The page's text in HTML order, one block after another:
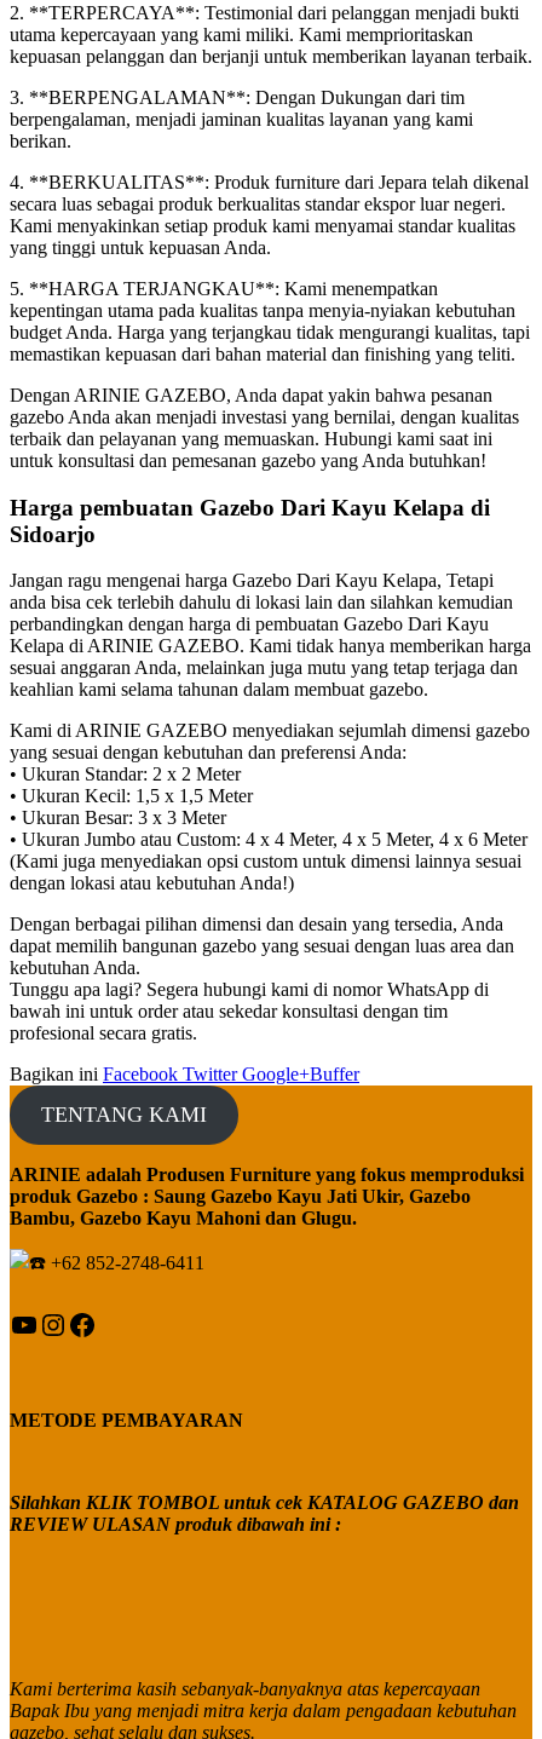
2. **TERPERCAYA**: Testimonial dari pelanggan menjadi bukti
utama kepercayaan yang kami miliki. Kami memprioritaskan
kepuasan pelanggan dan berjanji untuk memberikan layanan terbaik.
3. **BERPENGALAMAN**: Dengan Dukungan dari tim
berpengalaman, menjadi jaminan kualitas layanan yang kami
berikan.
4. **BERKUALITAS**: Produk furniture dari Jepara telah dikenal
secara luas sebagai produk berkualitas standar ekspor luar negeri.
Kami menyakinkan setiap produk kami menyamai standar kualitas
yang tinggi untuk kepuasan Anda.
5. **HARGA TERJANGKAU**: Kami menempatkan
kepentingan utama pada kualitas tanpa menyia-nyiakan kebutuhan
budget Anda. Harga yang terjangkau tidak mengurangi kualitas, tapi
memastikan kepuasan dari bahan material dan finishing yang teliti.
Dengan ARINIE GAZEBO, Anda dapat yakin bahwa pesanan
gazebo Anda akan menjadi investasi yang bernilai, dengan kualitas
terbaik dan pelayanan yang memuaskan. Hubungi kami saat ini
untuk konsultasi dan pemesanan gazebo yang Anda butuhkan!
Harga pembuatan Gazebo Dari Kayu Kelapa di
Sidoarjo
Jangan ragu mengenai harga Gazebo Dari Kayu Kelapa, Tetapi
anda bisa cek terlebih dahulu di lokasi lain dan silahkan kemudian
perbandingkan dengan harga di pembuatan Gazebo Dari Kayu
Kelapa di ARINIE GAZEBO. Kami tidak hanya memberikan harga
sesuai anggaran Anda, melainkan juga mutu yang tetap terjaga dan
keahlian kami selama tahunan dalam membuat gazebo.
Kami di ARINIE GAZEBO menyediakan sejumlah dimensi gazebo
yang sesuai dengan kebutuhan dan preferensi Anda:
• Ukuran Standar: 2 x 2 Meter
• Ukuran Kecil: 1,5 x 1,5 Meter
• Ukuran Besar: 3 x 3 Meter
• Ukuran Jumbo atau Custom: 4 x 4 Meter, 4 x 5 Meter, 4 x 6 Meter
(Kami juga menyediakan opsi custom untuk dimensi lainnya sesuai
dengan lokasi atau kebutuhan Anda!)
Dengan berbagai pilihan dimensi dan desain yang tersedia, Anda
dapat memilih bangunan gazebo yang sesuai dengan luas area dan
kebutuhan Anda.
Tunggu apa lagi? Segera hubungi kami di nomor WhatsApp di
bawah ini untuk order atau sekedar konsultasi dengan tim
profesional secara gratis.
Bagikan ini Facebook TwitterGoogle+Buffer
TENTANG KAMI
ARINIE adalah Produsen Furniture yang fokus memproduksi
produk Gazebo : Saung Gazebo Kayu Jati Ukir, Gazebo
Bambu, Gazebo Kayu Mahoni dan Glugu.
+62 852-2748-6411
YouTube
Instagram
Facebook
METODE PEMBAYARAN
Silahkan KLIK TOMBOL untuk cek KATALOG GAZEBO dan
REVIEW ULASAN produk dibawah ini :
Kami berterima kasih sebanyak-banyaknya atas kepercayaan
Bapak Ibu yang menjadi mitra kerja dalam pengadaan kebutuhan
gazebo, sehat selalu dan sukses.